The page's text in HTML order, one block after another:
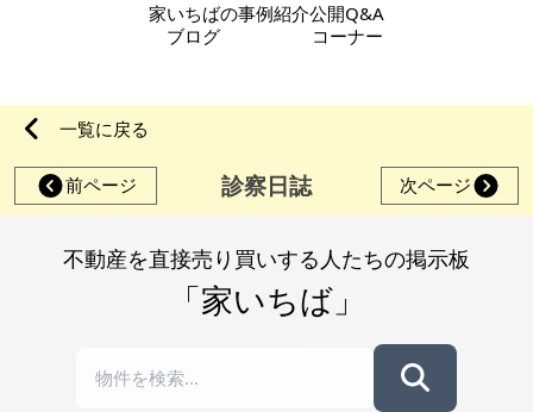
家いちばの
ブログ
事例紹介公開Q&A
コーナー
一覧に戻る
前ページ 診察日誌 次ページ
不動産を直接売り買いする人たちの掲示板
「家いちば」